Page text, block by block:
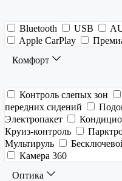
Bluetooth USB
Apple CarPlay
Комфорт
Контроль слепых зон
передних сидений
Электропакет
Круиз-контроль
Мультируль
Камера 360
Оптика